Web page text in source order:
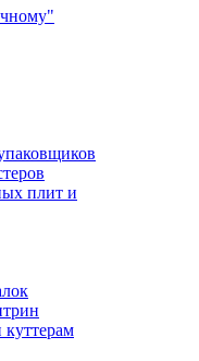
плит и
куттерам